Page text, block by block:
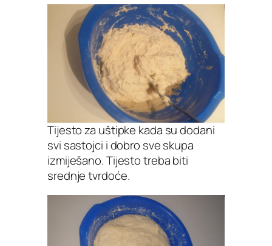
Tijesto za uštipke kada su dodani
svi sastojci i dobro sve skupa
izmiješano. Tijesto treba biti
srednje tvrdoće.